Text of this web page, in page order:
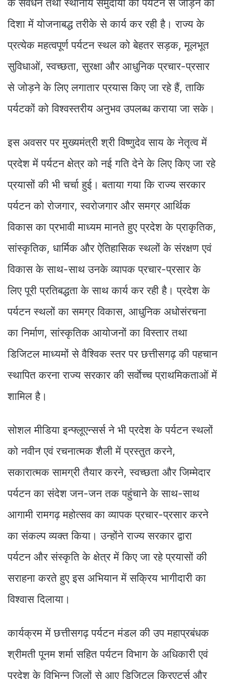
के संवर्धन तथा स्थानीय समुदायों को पर्यटन से जोड़ने की
दिशा में योजनाबद्ध तरीके से कार्य कर रही है। राज्य के
प्रत्येक महत्वपूर्ण पर्यटन स्थल को बेहतर सड़क, मूलभूत
सुविधाओं, स्वच्छता, सुरक्षा और आधुनिक प्रचार-प्रसार
से जोड़ने के लिए लगातार प्रयास किए जा रहे हैं, ताकि
पर्यटकों को विश्वस्तरीय अनुभव उपलब्ध कराया जा सके।
इस अवसर पर मुख्यमंत्री श्री विष्णुदेव साय के नेतृत्व में
प्रदेश में पर्यटन क्षेत्र को नई गति देने के लिए किए जा रहे
प्रयासों की भी चर्चा हुई। बताया गया कि राज्य सरकार
पर्यटन को रोजगार, स्वरोजगार और समग्र आर्थिक
विकास का प्रभावी माध्यम मानते हुए प्रदेश के प्राकृतिक,
सांस्कृतिक, धार्मिक और ऐतिहासिक स्थलों के संरक्षण एवं
विकास के साथ-साथ उनके व्यापक प्रचार-प्रसार के
लिए पूरी प्रतिबद्धता के साथ कार्य कर रही है। प्रदेश के
पर्यटन स्थलों का समग्र विकास, आधुनिक अधोसंरचना
का निर्माण, सांस्कृतिक आयोजनों का विस्तार तथा
डिजिटल माध्यमों से वैश्विक स्तर पर छत्तीसगढ़ की पहचान
स्थापित करना राज्य सरकार की सर्वाेच्च प्राथमिकताओं में
शामिल है।
सोशल मीडिया इन्फ्लूएन्सर्स ने भी प्रदेश के पर्यटन स्थलों
को नवीन एवं रचनात्मक शैली में प्रस्तुत करने,
सकारात्मक सामग्री तैयार करने, स्वच्छता और जिम्मेदार
पर्यटन का संदेश जन-जन तक पहुंचाने के साथ-साथ
आगामी रामगढ़ महोत्सव का व्यापक प्रचार-प्रसार करने
का संकल्प व्यक्त किया। उन्होंने राज्य सरकार द्वारा
पर्यटन और संस्कृति के क्षेत्र में किए जा रहे प्रयासों की
सराहना करते हुए इस अभियान में सक्रिय भागीदारी का
विश्वास दिलाया।
कार्यक्रम में छत्तीसगढ़ पर्यटन मंडल की उप महाप्रबंधक
श्रीमती पूनम शर्मा सहित पर्यटन विभाग के अधिकारी एवं
प्रदेश के विभिन्न जिलों से आए डिजिटल क्रिएटर्स और